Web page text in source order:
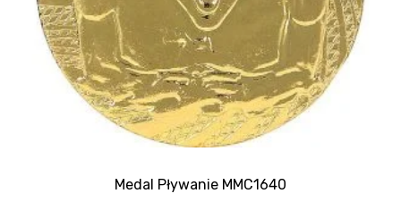
Medal Pływanie MMC1640